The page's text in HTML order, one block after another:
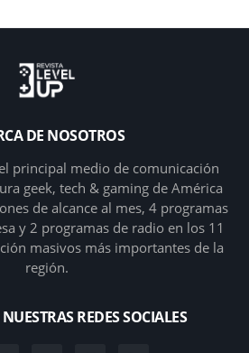
DE NOSOTROS
principal medio de comunicación
geek, tech & gaming de América
de alcance al mes, 4 programas
y 2 programas de radio en los 11
masivos más importantes de la
región.
REDES SOCIALES